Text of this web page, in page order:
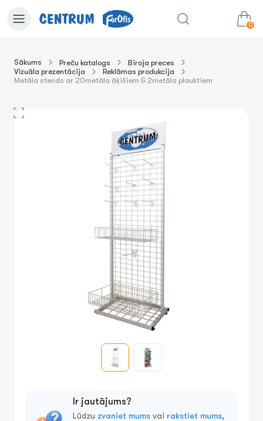
0
uz grozu Summa:
Sākums Preču katalogs
Biroja preces
Vizuāla prezentācija
Reklāmas produkcija
Metāla stends ar 20metāla āķišiem & 2metāla plauktiem
Ir jautājums?
Lūdzu zvaniet mums vai rakstiet mums,